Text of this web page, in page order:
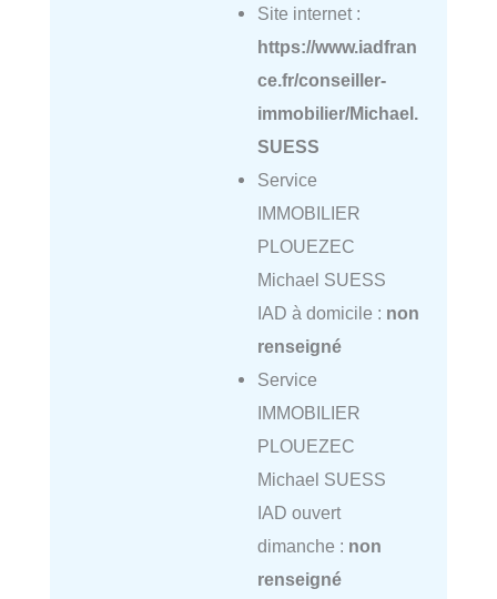
Site internet :
https://www.iadfran
ce.fr/conseiller-
immobilier/Michael.
SUESS
Service
IMMOBILIER
PLOUEZEC
Michael SUESS
IAD à domicile : non
renseigné
Service
IMMOBILIER
PLOUEZEC
Michael SUESS
IAD ouvert
dimanche : non
renseigné